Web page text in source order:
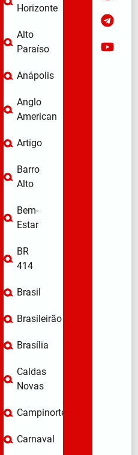
Horizonte
Alto
Paraíso
Anápolis
Anglo
American
Artigo
Barro
Alto
Bem-
Estar
BR
414
Brasil
Brasileirão
Brasília
Caldas
Novas
Campinorte
Carnaval